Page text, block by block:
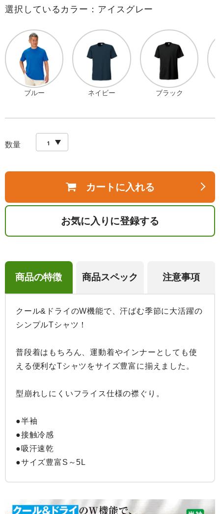
選択しているカラー：アイスグレー
ブルー ネイビー ブラック
数量
カートに入れる
お気に入りに登録する
商品の特徴 商品スペック 注意事項
クール&ドライのW機能で、汗ばむ季節に大活躍の
シンプルTシャツ！
普段着はもちろん、運動着やインナーとしても使
える便利なTシャツをサイズ豊富に揃えました。
型崩れしにくいフライス仕様の襟ぐり。
●半袖
●接触冷感
●吸汗速乾
●サイズ豊富S～5L